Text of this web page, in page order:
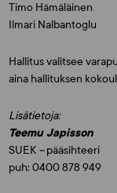
Timo Hämäläinen
Ilmari Nalbantoglu
Hallitus valitsee
aina hallituksen
Lisätietoja:
Teemu Japisson
SUEK –pääsihteeri
puh: 0400 878 949